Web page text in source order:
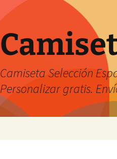
Camiseta Selección
Personalizar gratis.